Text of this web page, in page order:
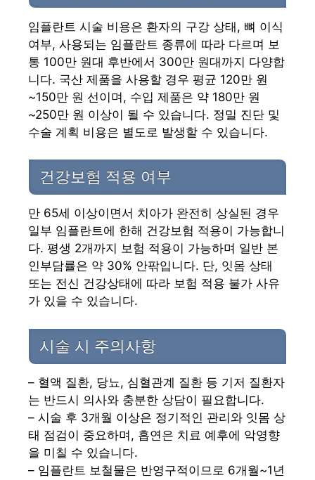
임플란트 시술 비용은 환자의 구강 상태, 뼈 이식
여부, 사용되는 임플란트 종류에 따라 다르며 보
통 100만 원대 후반에서 300만 원대까지 다양합
니다. 국산 제품을 사용할 경우 평균 120만 원
~150만 원 선이며, 수입 제품은 약 180만 원
~250만 원 이상이 될 수 있습니다. 정밀 진단 및
수술 계획 비용은 별도로 발생할 수 있습니다.
건강보험 적용 여부
만 65세 이상이면서 치아가 완전히 상실된 경우
일부 임플란트에 한해 건강보험 적용이 가능합니
다. 평생 2개까지 보험 적용이 가능하며 일반 본
인부담률은 약 30% 안팎입니다. 단, 잇몸 상태
또는 전신 건강상태에 따라 보험 적용 불가 사유
가 있을 수 있습니다.
시술 시 주의사항
– 혈액 질환, 당뇨, 심혈관계 질환 등 기저 질환자
는 반드시 의사와 충분한 상담이 필요합니다.
– 시술 후 3개월 이상은 정기적인 관리와 잇몸 상
태 점검이 중요하며, 흡연은 치료 예후에 악영향
을 미칠 수 있습니다.
– 임플란트 보철물은 반영구적이므로 6개월~1년